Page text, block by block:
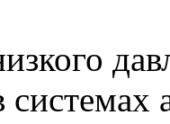
системах